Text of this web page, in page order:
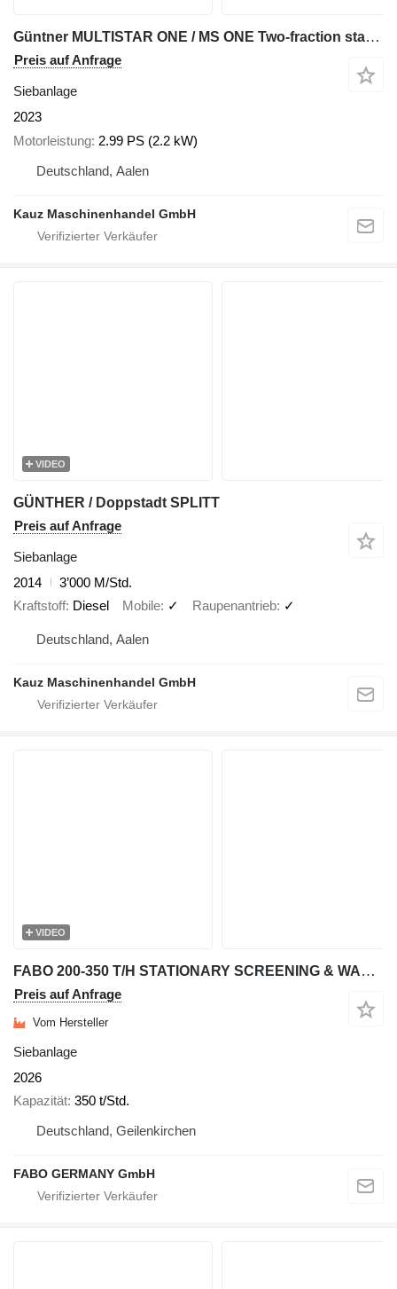
Güntner MULTISTAR ONE / MS ONE Two-fraction star screen
Preis auf Anfrage
Siebanlage
2023
Motorleistung 2.99 PS (2.2 kW)
Deutschland, Aalen
Kauz Maschinenhandel GmbH
VIDEO
GÜNTHER / Doppstadt SPLITT
Preis auf Anfrage
Siebanlage
2014
3’000 M/Std.
Kraftstoff Diesel Mobile ✓ Raupenantrieb ✓
Deutschland, Aalen
Kauz Maschinenhandel GmbH
VIDEO
FABO 200-350 T/H STATIONARY SCREENING & WASHING PLANT
Preis auf Anfrage
Vom Hersteller
Siebanlage
2026
Kapazität 350 t/Std.
Deutschland, Geilenkirchen
FABO GERMANY GmbH